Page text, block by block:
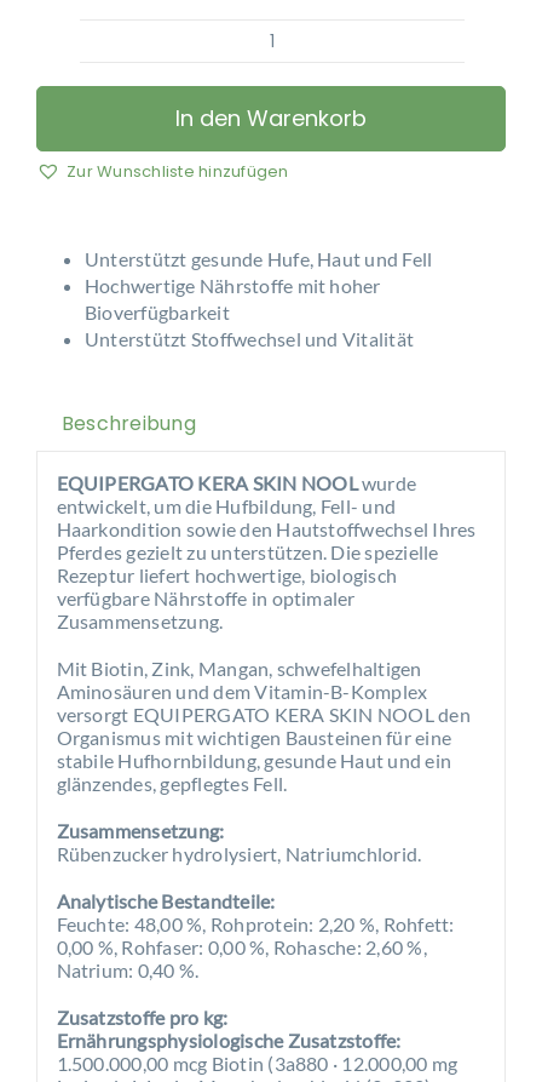
EQUIPERGATO
-
KERA
NOOL
In den Warenkorb
Zur Wunschliste hinzufügen
Unterstützt gesunde Hufe, Haut und Fell
Hochwertige Nährstoffe mit hoher
Bioverfügbarkeit
Unterstützt Stoffwechsel und Vitalität
Beschreibung
EQUIPERGATO KERA SKIN NOOL wurde
entwickelt, um die Hufbildung, Fell- und
Haarkondition sowie den Hautstoffwechsel Ihres
Pferdes gezielt zu unterstützen. Die spezielle
Rezeptur liefert hochwertige, biologisch
verfügbare Nährstoffe in optimaler
Zusammensetzung.
Mit Biotin, Zink, Mangan, schwefelhaltigen
Aminosäuren und dem Vitamin-B-Komplex
versorgt EQUIPERGATO KERA SKIN NOOL den
Organismus mit wichtigen Bausteinen für eine
stabile Hufhornbildung, gesunde Haut und ein
glänzendes, gepflegtes Fell.
Zusammensetzung:
Rübenzucker hydrolysiert, Natriumchlorid.
Analytische Bestandteile:
Feuchte: 48,00 %, Rohprotein: 2,20 %, Rohfett:
0,00 %, Rohfaser: 0,00 %, Rohasche: 2,60 %,
Natrium: 0,40 %.
Zusatzstoffe pro kg:
Ernährungsphysiologische Zusatzstoffe:
1.500.000,00 mcg Biotin (3a880 · 12.000,00 mg